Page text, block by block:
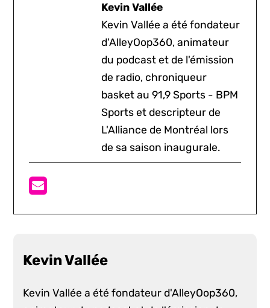
Kevin Vallée
Kevin Vallée a été fondateur
d'AlleyOop360, animateur
du podcast et de l'émission
de radio, chroniqueur
basket au 91,9 Sports - BPM
Sports et descripteur de
L'Alliance de Montréal lors
de sa saison inaugurale.
Kevin Vallée
Kevin Vallée a été fondateur d'AlleyOop360,